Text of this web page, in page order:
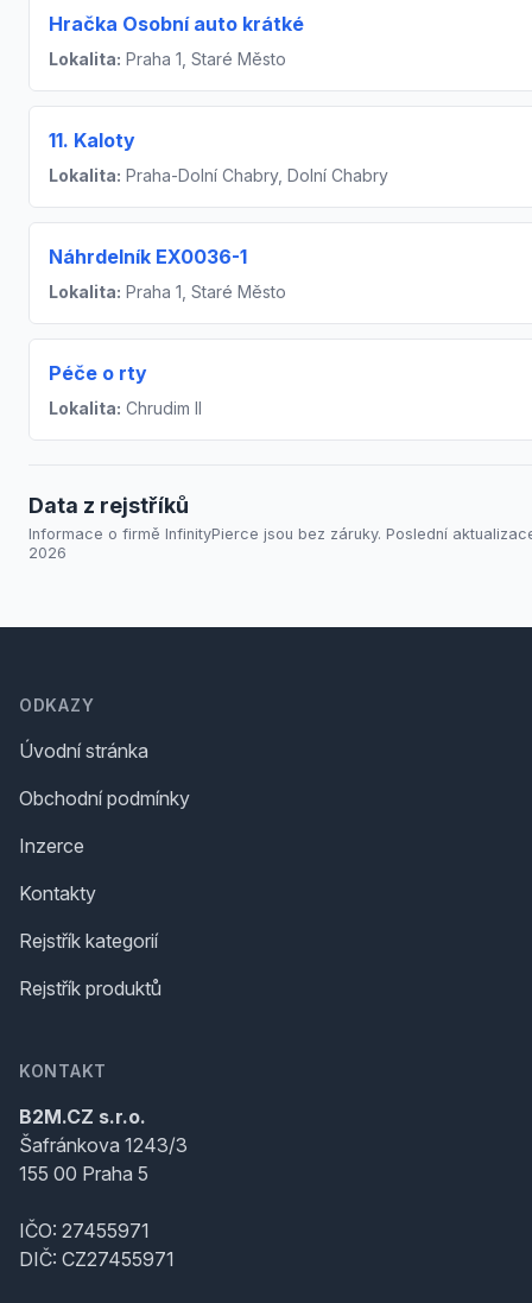
Hračka Osobní auto krátké
Lokalita: Praha 1, Staré Město
11. Kaloty
Lokalita: Praha-Dolní Chabry, Dolní Chabry
Náhrdelník EX0036-1
Lokalita: Praha 1, Staré Město
Péče o rty
Lokalita: Chrudim II
Data z rejstříků
Informace o firmě InfinityPierce jsou bez záruky. Poslední
2026
ODKAZY
Úvodní stránka
Obchodní podmínky
Inzerce
Kontakty
Rejstřík kategorií
Rejstřík produktů
KONTAKT
B2M.CZ s.r.o.
Šafránkova 1243/3
155 00 Praha 5
IČO: 27455971
DIČ: CZ27455971